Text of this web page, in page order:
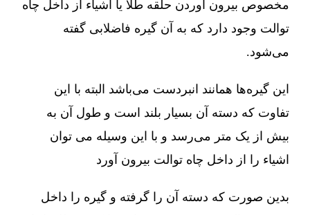
مخصوص بیرون آوردن حلقه طلا یا اشیاء از داخل چاه
توالت وجود دارد که به آن گیره فاضلابی گفته
می‌شود.
این گیره‌ها همانند انبردست می‌باشد البته با این
تفاوت که دسته آن بسیار بلند است و طول آن به
بیش از یک متر می‌رسد و با این وسیله می توان
اشیاء را از داخل چاه توالت بیرون آورد
بدین صورت که دسته آن را گرفته و گیره را داخل